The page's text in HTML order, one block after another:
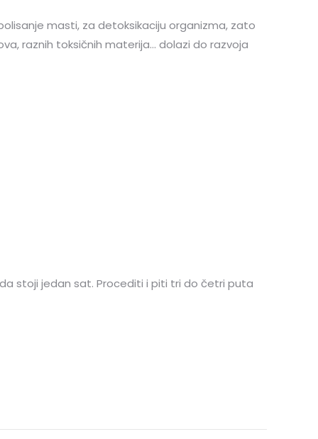
masti, za detoksikaciju organizma, zato
raznih toksičnih materija… dolazi do razvoja
stoji jedan sat. Procediti i piti tri do četri puta